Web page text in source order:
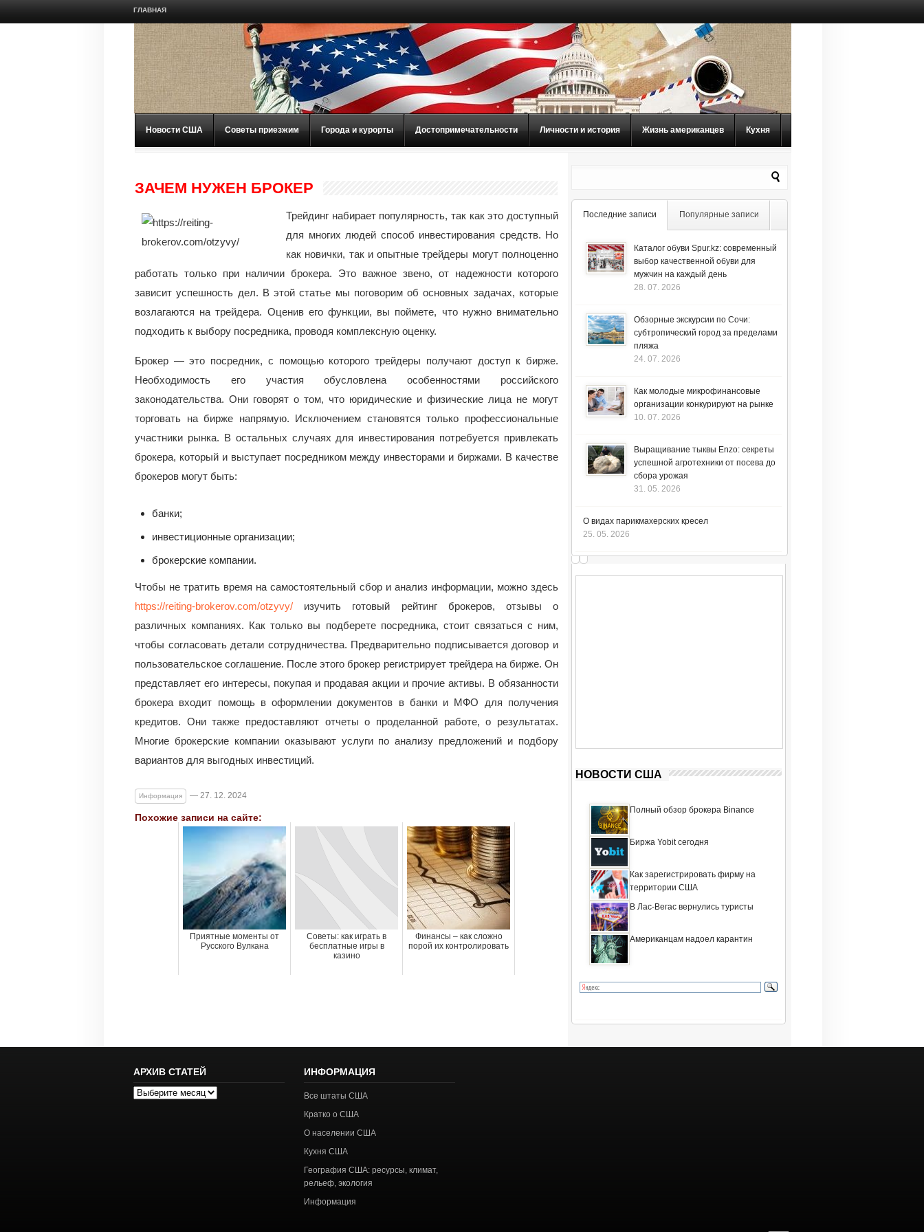
ГЛАВНАЯ
Новости США Советы приезжим Города и курорты Достопримечательности Личности и история Жизнь американцев Кухня
ЗАЧЕМ НУЖЕН БРОКЕР
Трейдинг набирает популярность, так как это доступный
для многих людей способ инвестирования средств. Но
как новички, так и опытные трейдеры могут полноценно
работать только при наличии брокера. Это важное звено, от надежности которого
зависит успешность дел. В этой статье мы поговорим об основных задачах, которые
возлагаются на трейдера. Оценив его функции, вы поймете, что нужно внимательно
подходить к выбору посредника, проводя комплексную оценку.
Брокер — это посредник, с помощью которого трейдеры получают доступ к бирже.
Необходимость его участия обусловлена особенностями российского
законодательства. Они говорят о том, что юридические и физические лица не могут
торговать на бирже напрямую. Исключением становятся только профессиональные
участники рынка. В остальных случаях для инвестирования потребуется привлекать
брокера, который и выступает посредником между инвесторами и биржами. В качестве
брокеров могут быть:
банки;
инвестиционные организации;
брокерские компании.
Чтобы не тратить время на самостоятельный сбор и анализ информации, можно здесь
https://reiting-brokerov.com/otzyvy/ изучить готовый рейтинг брокеров, отзывы о
различных компаниях. Как только вы подберете посредника, стоит связаться с ним,
чтобы согласовать детали сотрудничества. Предварительно подписывается договор и
пользовательское соглашение. После этого брокер регистрирует трейдера на бирже. Он
представляет его интересы, покупая и продавая акции и прочие активы. В обязанности
брокера входит помощь в оформлении документов в банки и МФО для получения
кредитов. Они также предоставляют отчеты о проделанной работе, о результатах.
Многие брокерские компании оказывают услуги по анализу предложений и подбору
вариантов для выгодных инвестиций.
Информация — 27. 12. 2024
Похожие записи на сайте:
Приятные моменты от
Русского Вулкана
Советы: как играть в
бесплатные игры в
казино
Финансы – как сложно
порой их контролировать
Последние записи Популярные записи
Каталог обуви Spur.kz: современный
выбор качественной обуви для
мужчин на каждый день
28. 07. 2026
Обзорные экскурсии по Сочи:
субтропический город за пределами
пляжа
24. 07. 2026
Как молодые микрофинансовые
организации конкурируют на рынке
10. 07. 2026
Выращивание тыквы Enzo: секреты
успешной агротехники от посева до
сбора урожая
31. 05. 2026
О видах парикмахерских кресел
25. 05. 2026
НОВОСТИ США
Полный обзор брокера Binance
Биржа Yobit сегодня
Как зарегистрировать фирму на
территории США
В Лас-Вегас вернулись туристы
Американцам надоел карантин
АРХИВ СТАТЕЙ
Архив
ИНФОРМАЦИЯ
Все штаты США
Кратко о США
О населении США
Кухня США
География США: ресурсы, климат,
рельеф, экология
Информация